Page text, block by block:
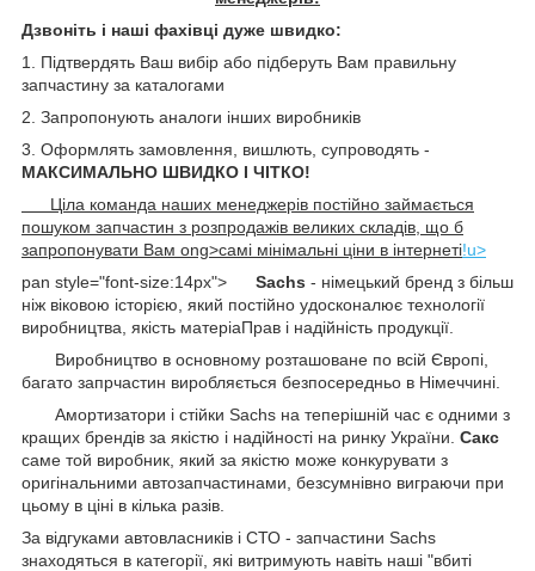
Дзвоніть і наші фахівці дуже швидко:
1. Підтвердять Ваш вибір або підберуть Вам правильну
запчастину за каталогами
2. Запропонують аналоги інших виробників
3. Оформлять замовлення, вишлють, супроводять -
МАКСИМАЛЬНО ШВИДКО І ЧІТКО!
Ціла команда наших менеджерів постійно займається
пошуком запчастин з розпродажів великих складів, що б
запропонувати Вам ong>самі мінімальні ціни в інтернеті!u>
pan style="font-size:14px"> Sachs - німецький бренд з більш
ніж віковою історією, який постійно удосконалює технології
виробництва, якість матеріаПрав і надійність продукції.
Виробництво в основному розташоване по всій Європі,
багато запрчастин виробляється безпосередньо в Німеччині.
Амортизатори і стійки Sachs на теперішній час є одними з
кращих брендів за якістю і надійності на ринку України. Сакс
саме той виробник, який за якістю може конкурувати з
оригінальними автозапчастинами, безсумнівно виграючи при
цьому в ціні в кілька разів.
За відгуками автовласників і СТО - запчастини Sachs
знаходяться в категорії, які витримують навіть наші "вбиті